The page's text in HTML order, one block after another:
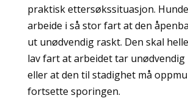
praktisk ettersøkssituasjon.
arbeide i så stor fart at den
ut unødvendig raskt. Den skal
lav fart at arbeidet tar unødvendig
eller at den til stadighet må
fortsette sporingen.